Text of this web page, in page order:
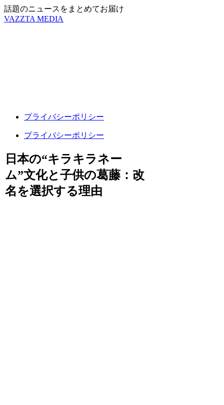
話題のニュースをまとめてお届け
VAZZTA MEDIA
プライバシーポリシー
プライバシーポリシー
日本の“キラキラネー
ム”文化と子供の葛藤：改
名を選択する理由